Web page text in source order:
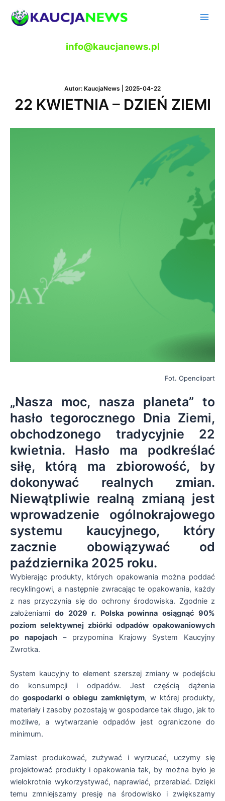
info@kaucjanews.pl
Autor: KaucjaNews 2025-04-22
22 KWIETNIA – DZIEŃ ZIEMI
Fot. Openclipart
„Nasza moc, nasza planeta” to
hasło tegorocznego Dnia Ziemi,
obchodzonego tradycyjnie 22
kwietnia. Hasło ma podkreślać
siłę, którą ma zbiorowość, by
dokonywać realnych zmian.
Niewątpliwie realną zmianą jest
wprowadzenie ogólnokrajowego
systemu kaucyjnego, który
zacznie obowiązywać od
października 2025 roku.
Wybierając produkty, których opakowania można poddać
recyklingowi, a następnie zwracając te opakowania, każdy
z nas przyczynia się do ochrony środowiska. Zgodnie z
założeniamido 2029 r. Polska powinna osiągnąć 90%
poziom selektywnej zbiórki odpadów opakowaniowych
po napojach– przypomina Krajowy System Kaucyjny
Zwrotka.
System kaucyjny to element szerszej zmiany w podejściu
do konsumpcji i odpadów. Jest częścią dążenia
dogospodarki o obiegu zamkniętym, w której produkty,
materiały i zasoby pozostają w gospodarce tak długo, jak to
możliwe, a wytwarzanie odpadów jest ograniczone do
minimum.
Zamiast produkować, zużywać i wyrzucać, uczymy się
projektować produkty i opakowania tak, by można było je
wielokrotnie wykorzystywać, naprawiać, przerabiać. Dzięki
temu zmniejszamy presję na środowisko i zwiększamy